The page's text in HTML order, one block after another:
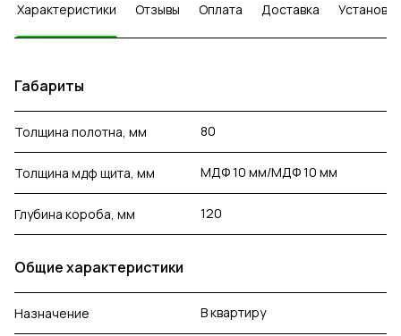
Характеристики Отзывы Оплата Доставка Установка
Габариты
Толщина полотна, мм 80
Толщина мдф щита, мм МДФ 10 мм/МДФ 10 мм
Глубина короба, мм 120
Общие характеристики
Назначение В квартиру